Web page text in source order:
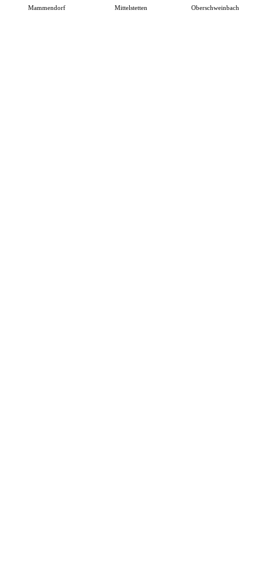
Mammendorf Mittelstetten Oberschweinbach